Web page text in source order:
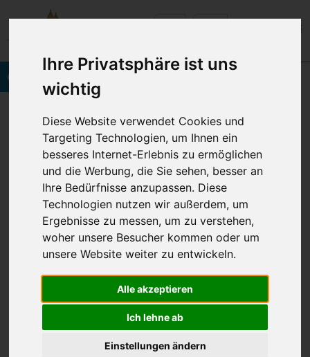
Ihre Privatsphäre ist uns
wichtig
Diese Website verwendet Cookies und
Targeting Technologien, um Ihnen ein
besseres Internet-Erlebnis zu ermöglichen
und die Werbung, die Sie sehen, besser an
Ihre Bedürfnisse anzupassen. Diese
Technologien nutzen wir außerdem, um
Ergebnisse zu messen, um zu verstehen,
woher unsere Besucher kommen oder um
unsere Website weiter zu entwickeln.
Alle akzeptieren
Ich lehne ab
Einstellungen ändern
Onlinebuchung
Copyright 2026 VINETA HOTELS USEDOM
© 2026 VINETA HOTELS USEDOM
Navigation
überspringen
Impressum Datenschutz AGB
Cookie Einstellungen anpassen